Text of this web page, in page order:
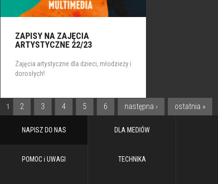
ZAPISY NA ZAJĘCIA
ARTYSTYCZNE 22/23
Zajęcia artystyczne dla dzieci, młodzieży i
dorosłych!
STRONY
1 2 3 4 5 6 następna › ostatnia »
NAPISZ DO NAS DLA MEDIÓW
POMOC i UWAGI TECHNIKA